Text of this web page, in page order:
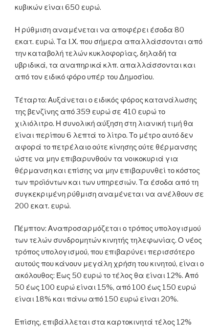
κυβικών είναι 650 ευρώ.
Η ρύθμιση αναμένεται να αποφέρει έσοδα 80
εκατ. ευρώ. Τα Ι.Χ. που σήμερα απαλλάσσονται από
την καταβολή τελών κυκλοφορίας, δηλαδή τα
υβριδικά, τα αναπηρικά κλπ. απαλλάσσονται και
από τον ειδικό φόρο υπέρ του Δημοσίου.
Τέταρτο: Αυξάνεται ο ειδικός φόρος κατανάλωσης
της βενζίνης από 359 ευρώ σε 410 ευρώ το
χιλιόλιτρο. Η συνολική αύξηση στη λιανική τιμή θα
είναι περίπου 6 λεπτά το λίτρο. Το μέτρο αυτό δεν
αφορά το πετρέλαιο ούτε κίνησης ούτε θέρμανσης
ώστε να μην επιβαρυνθούν τα νοικοκυριά για
θέρμανση και επίσης να μην επιβαρυνθεί το κόστος
των προϊόντων και των υπηρεσιών. Τα έσοδα από τη
συγκεκριμένη ρύθμιση αναμένεται να ανέλθουν σε
200 εκατ. ευρώ.
Πέμπτον: Αναπροσαρμόζεται ο τρόπος υπολογισμού
των τελών συνδρομητών κινητής τηλεφωνίας. Ο νέος
τρόπος υπολογισμού, που επιβαρύνει περισσότερο
αυτούς που κάνουν μεγάλη χρήση του κινητού, είναι ο
ακόλουθος: Έως 50 ευρώ το τέλος θα είναι 12%. Από
50 έως 100 ευρώ είναι 15%, από 100 έως 150 ευρώ
είναι 18% και πάνω από 150 ευρώ είναι 20%.
Επίσης, επιβάλλεται στα καρτοκινητά τέλος 12%